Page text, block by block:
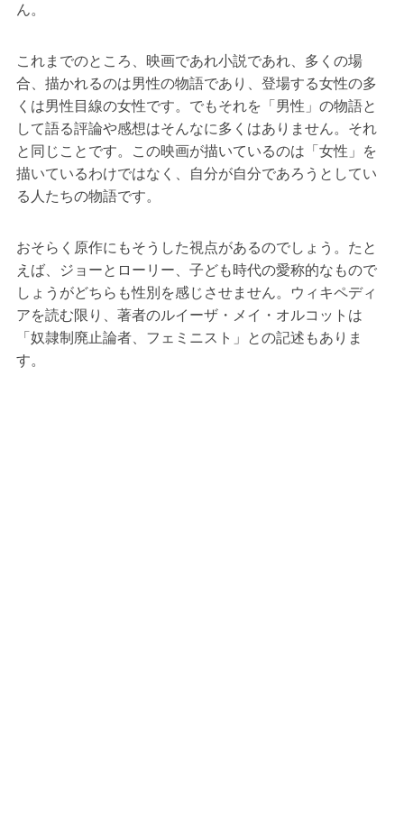
ん。
これまでのところ、映画であれ小説であれ、多くの場
合、描かれるのは男性の物語であり、登場する女性の多
くは男性目線の女性です。でもそれを「男性」の物語と
して語る評論や感想はそんなに多くはありません。それ
と同じことです。この映画が描いているのは「女性」を
描いているわけではなく、自分が自分であろうとしてい
る人たちの物語です。
おそらく原作にもそうした視点があるのでしょう。たと
えば、ジョーとローリー、子ども時代の愛称的なもので
しょうがどちらも性別を感じさせません。ウィキペディ
アを読む限り、著者のルイーザ・メイ・オルコットは
「奴隷制廃止論者、フェミニスト」との記述もありま
す。